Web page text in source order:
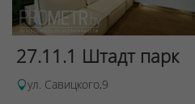
27.11.1 Штадт парк
ул. Савицкого,9